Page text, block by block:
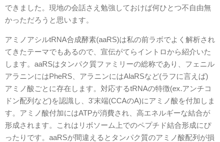
できました。現地の会話さえ勉強しておけば何ひとつ不自由無
かっただろうと思います。
アミノアシルtRNA合成酵素(aaRS)は私の前ラボでよく解析され
てきたテーマでもあるので、宣伝がてらイントロから紹介いた
します。aaRSはタンパク質ファミリーの総称であり、フェニル
アラニンにはPheRS、アラニンにはAlaRSなど(ラフに言えば)
アミノ酸ごとに存在します。対応するtRNAの特徴(ex.アンチコ
ドン配列など)を認識し、3'末端(CCAのA)にアミノ酸を付加しま
す。アミノ酸付加にはATPが消費され、高エネルギーな結合が
形成されます。これはリボソーム上でのペプチド結合形成にぴ
ったりです。aaRSが間違えるとタンパク質のアミノ酸配列が損